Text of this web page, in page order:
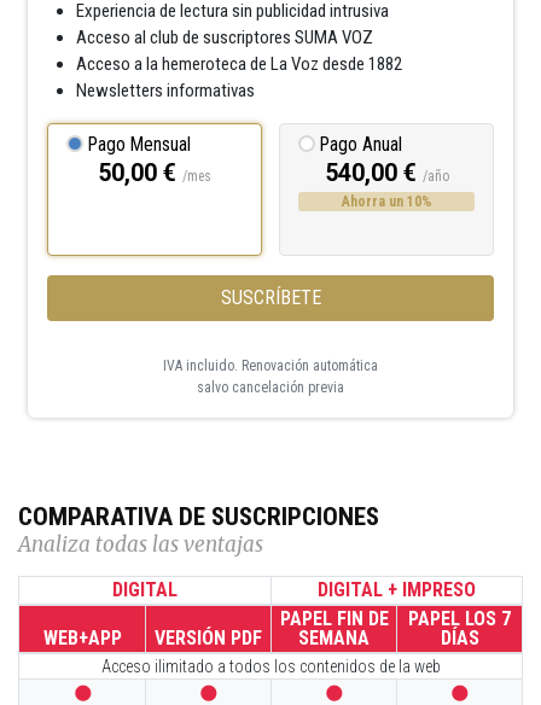
Experiencia de lectura sin publicidad intrusiva
Acceso al club de suscriptores SUMA VOZ
Acceso a la hemeroteca de La Voz desde 1882
Newsletters informativas
Pago Mensual
50,00 € /mes
Pago Anual
540,00 € /año
Ahorra un 10%
SUSCRÍBETE
IVA incluido. Renovación automática
salvo cancelación previa
COMPARATIVA DE SUSCRIPCIONES
Analiza todas las ventajas
DIGITAL DIGITAL + IMPRESO
WEB+APP VERSIÓN PDF
PAPEL FIN DE
SEMANA
PAPEL LOS 7
DÍAS
Acceso ilimitado a todos los contenidos de la web
   